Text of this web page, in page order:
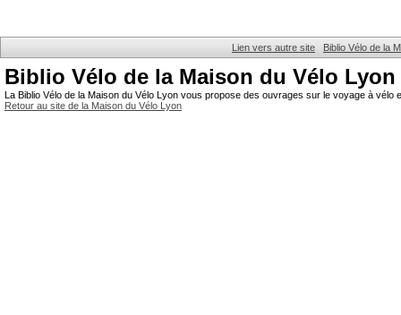
Lien vers autre site Biblio Vélo de la
Biblio Vélo de la Maison du Vélo Lyon
La Biblio Vélo de la Maison du Vélo Lyon vous propose des ouvrages sur le voyage à
Retour au site de la Maison du Vélo Lyon